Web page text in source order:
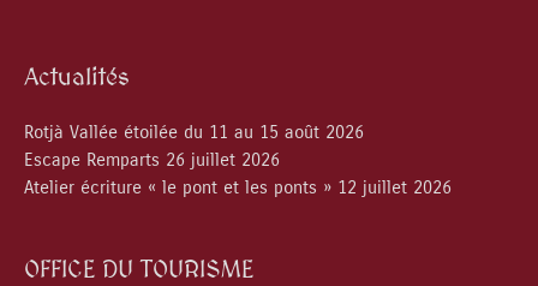
Actualités
Rotjà Vallée étoilée du 11 au 15 août 2026
Escape Remparts 26 juillet 2026
Atelier écriture « le pont et les ponts » 12 juillet 2026
OFFICE DU TOURISME